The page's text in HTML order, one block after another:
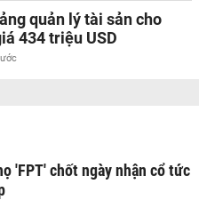
quản lý tài sản cho
434 triệu USD
'FPT' chốt ngày nhận cổ tức